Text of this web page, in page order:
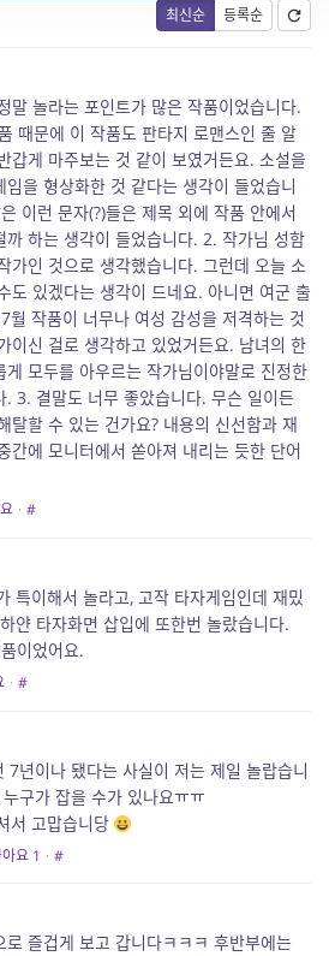
최신순 등록순
말 놀라는 포인트가 많은 작품이었습니다.
때문에 이 작품도 판타지 로맨스인 줄 알
갑게 마주보는 것 같이 보였거든요. 소설을
임을 형상화한 것 같다는 생각이 들었습니
이런 문자(?)들은 제목 외에 작품 안에서
까 하는 생각이 들었습니다. 2. 작가님 성함
가인 것으로 생각했습니다. 그런데 오늘 소
도 있겠다는 생각이 드네요. 아니면 여군 출
월 작품이 너무나 여성 감성을 저격하는 것
이신 걸로 생각하고 있었거든요. 남녀의 한
게 모두를 아우르는 작가님이야말로 진정한
. 3. 결말도 너무 좋았습니다. 무슨 일이든
탈할 수 있는 건가요? 내용의 신선함과 재
간에 모니터에서 쏟아져 내리는 듯한 단어
· #
특이해서 놀라고, 고작 타자게임인데 재밌
얀 타자화면 삽입에 또한번 놀랐습니다.
이었어요.
· #
7년이나 됐다는 사실이 저는 제일 놀랍습니
구가 잡을 수가 있나요ㅠㅠ
서 고맙습니당
요 1 · #
로 즐겁게 보고 갑니다ㅋㅋㅋ 후반부에는